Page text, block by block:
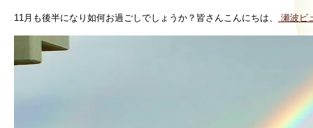
11月も後半になり如何お過ごしでしょうか？皆さんこんにちは、 瀬波ビ